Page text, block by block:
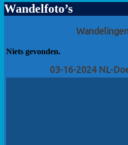
Wandelfoto’s
Niets gevonden.
03-16-2024 NL-